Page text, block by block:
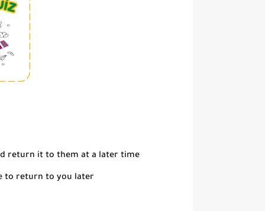
return it to them at a later time
to return to you later